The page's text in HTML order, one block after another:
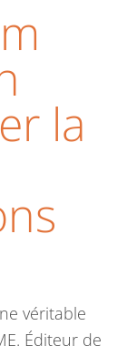
la
véritable
Éditeur de